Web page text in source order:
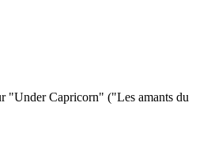
"Under Capricorn" ("Les amants du